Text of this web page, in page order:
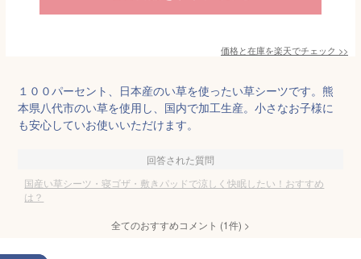
価格と在庫を楽天でチェック >>
１００パーセント、日本産のい草を使ったい草シーツです。熊
本県八代市のい草を使用し、国内で加工生産。小さなお子様に
も安心していお使いいただけます。
回答された質問
国産い草シーツ・寝ゴザ・敷きパッドで涼しく快眠したい！おすすめ
は？
全てのおすすめコメント (1件) >